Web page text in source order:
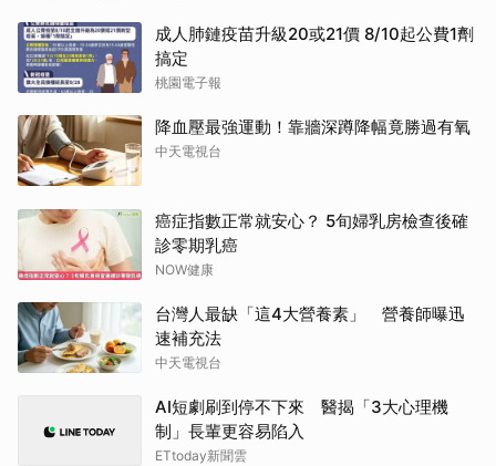
成人肺鏈疫苗升級20或21價 8/10起公費1劑
搞定
桃園電子報
降血壓最強運動！靠牆深蹲降幅竟勝過有氧
中天電視台
癌症指數正常就安心？ 5旬婦乳房檢查後確
診零期乳癌
NOW健康
台灣人最缺「這4大營養素」 營養師曝迅
速補充法
中天電視台
AI短劇刷到停不下來 醫揭「3大心理機
制」長輩更容易陷入
ETtoday新聞雲